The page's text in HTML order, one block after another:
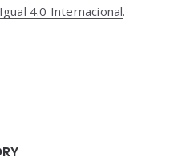
4.0 Internacional.